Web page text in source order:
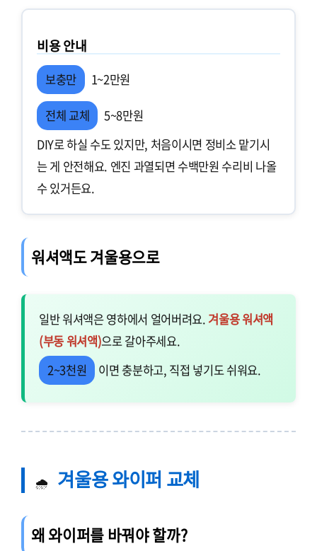
비용 안내
보충만 1~2만원
전체 교체
5~8만원
DIY로 하실 수도 있지만, 처음이시면 정비소 맡기시
는 게 안전해요. 엔진 과열되면 수백만원 수리비 나올
수 있거든요.
워셔액도 겨울용으로
일반 워셔액은 영하에서 얼어버려요. 겨울용 워셔액
(부동 워셔액)으로 갈아주세요.
2~3천원
이면 충분하고, 직접 넣기도 쉬워요.
🌧️ 겨울용 와이퍼 교체
왜 와이퍼를 바꿔야 할까?